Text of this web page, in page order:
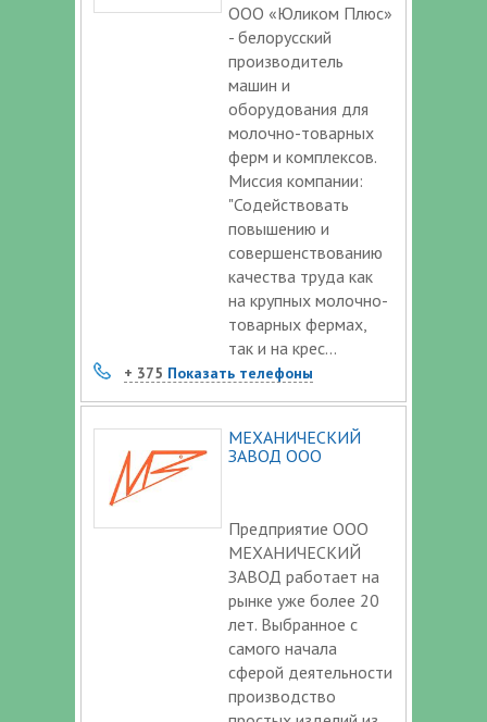
ООО «Юликом Плюс»
- белорусский
производитель
машин и
оборудования для
молочно-товарных
ферм и комплексов.
Миссия компании:
"Содействовать
повышению и
совершенствованию
качества труда как
на крупных молочно-
товарных фермах,
так и на крес...
+ 375 Показать телефоны
МЕХАНИЧЕСКИЙ
ЗАВОД ООО
Предприятие ООО
МЕХАНИЧЕСКИЙ
ЗАВОД работает на
рынке уже более 20
лет. Выбранное с
самого начала
сферой деятельности
производство